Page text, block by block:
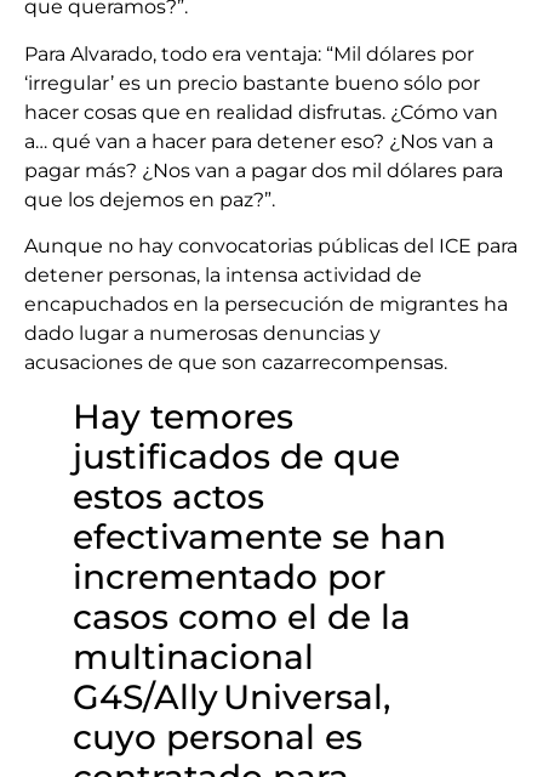
que queramos?”.
Para Alvarado, todo era ventaja: “Mil dólares por
‘irregular’ es un precio bastante bueno sólo por
hacer cosas que en realidad disfrutas. ¿Cómo van
a… qué van a hacer para detener eso? ¿Nos van a
pagar más? ¿Nos van a pagar dos mil dólares para
que los dejemos en paz?”.
Aunque no hay convocatorias públicas del ICE para
detener personas, la intensa actividad de
encapuchados en la persecución de migrantes ha
dado lugar a numerosas denuncias y
acusaciones de que son cazarrecompensas.
Hay temores
justificados de que
estos actos
efectivamente se han
incrementado por
casos como el de la
multinacional
G4S/Ally Universal,
cuyo personal es